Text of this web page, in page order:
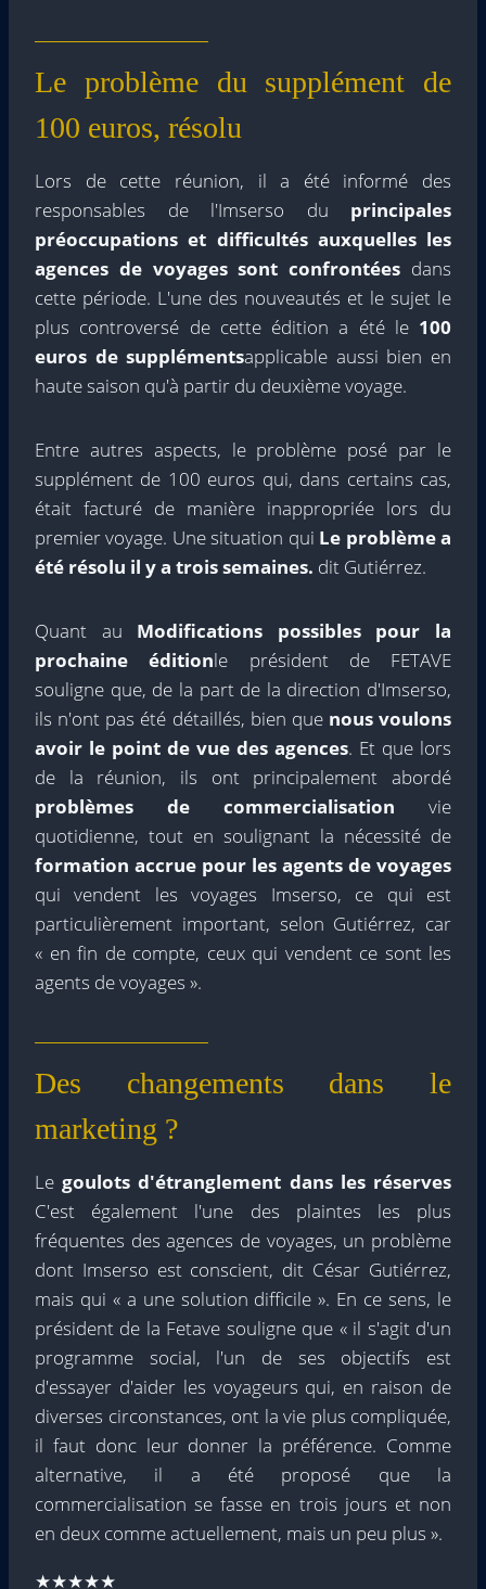
Le problème du supplément de
100 euros, résolu
Lors de cette réunion, il a été informé des
responsables de l'Imserso du principales
préoccupations et difficultés auxquelles les
agences de voyages sont confrontées dans
cette période. L'une des nouveautés et le sujet le
plus controversé de cette édition a été le 100
euros de supplémentsapplicable aussi bien en
haute saison qu'à partir du deuxième voyage.
Entre autres aspects, le problème posé par le
supplément de 100 euros qui, dans certains cas,
était facturé de manière inappropriée lors du
premier voyage. Une situation qui Le problème a
été résolu il y a trois semaines. dit Gutiérrez.
Quant au Modifications possibles pour la
prochaine éditionle président de FETAVE
souligne que, de la part de la direction d'Imserso,
ils n'ont pas été détaillés, bien que nous voulons
avoir le point de vue des agences. Et que lors
de la réunion, ils ont principalement abordé
problèmes de commercialisation vie
quotidienne, tout en soulignant la nécessité de
formation accrue pour les agents de voyages
qui vendent les voyages Imserso, ce qui est
particulièrement important, selon Gutiérrez, car
« en fin de compte, ceux qui vendent ce sont les
agents de voyages ».
Des changements dans le
marketing ?
Legoulots d'étranglement dans les réserves
C'est également l'une des plaintes les plus
fréquentes des agences de voyages, un problème
dont Imserso est conscient, dit César Gutiérrez,
mais qui « a une solution difficile ». En ce sens, le
président de la Fetave souligne que « il s'agit d'un
programme social, l'un de ses objectifs est
d'essayer d'aider les voyageurs qui, en raison de
diverses circonstances, ont la vie plus compliquée,
il faut donc leur donner la préférence. Comme
alternative, il a été proposé que la
commercialisation se fasse en trois jours et non
en deux comme actuellement, mais un peu plus ».
★★★★★